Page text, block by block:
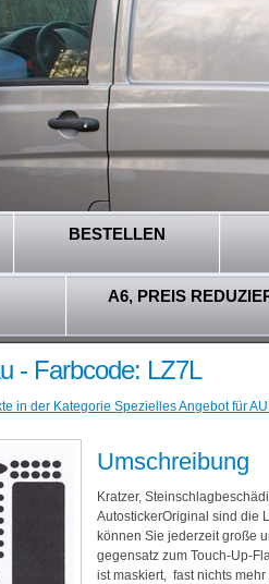
BESTELLEN
A6, PREIS
- Farbcode: LZ7L
in der Kategorie Spezielles Angebot für
Umschreibung
Kratzer,
AutostickerOriginal sind die
können Sie jederzeit große
gegensatz zum Touch-Up-
ist maskiert, fast nichts